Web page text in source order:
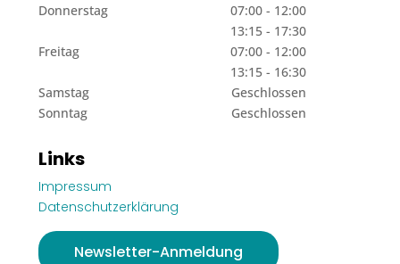
Donnerstag
07:00 - 12:00
13:15 - 17:30
Freitag
07:00 - 12:00
13:15 - 16:30
Samstag
Geschlossen
Sonntag
Geschlossen
Links
Impressum
Datenschutzerklärung
Newsletter-Anmeldung